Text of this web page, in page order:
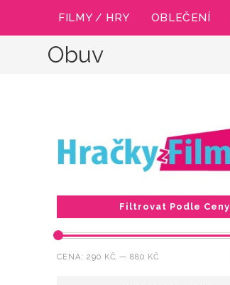
FILMY / HRY OBLEČENÍ
Obuv
Filtrovat Podle Ceny
Minimální
Maximální
CENA:290 KČ —880 KČ